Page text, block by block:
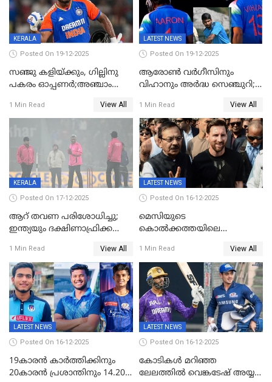
KERALA
Posted On 19-12-2025
സഞ്ജു കളിയ്ക്കും, ഗില്ലിനു
പകരം ഓപ്പണർ;അഞ്ചാം
മാറ്റം
1 Min Read View All
LATEST NEWS
Posted On 19-12-2025
ആരോൺ വർഗീസിനും
വിഹാനും അർദ്ധ സെഞ്ചുറി;
ഇന്ത്യ ഫൈനലിൽ
1 Min Read View All
KERALA
Posted On 17-12-2025
ആറ് തവണ പരിശോധിച്ചു;
ഇന്ത്യയും ദക്ഷിണാഫ്രിക്കയും
ഉപേക്ഷിച്ചു
1 Min Read View All
LATEST NEWS
Posted On 16-12-2025
മെസിയുടെ
കൊൽക്കത്തയിലെ
സംഘർഷം: കായിക മന്ത്രി
അരൂപ് ബിശ്വാസ് രാജിവച്ചു
1 Min Read View All
LATEST NEWS
Posted On 16-12-2025
19കാരൻ കാർത്തിക്കിനും
20കാരൻ പ്രശാന്തിനും 14.20
LATEST NEWS
Posted On 16-12-2025
കോടികൾ മറിഞ്ഞ
ലേലത്തിൽ വെങ്കടേഷ് അയ്യര്‍